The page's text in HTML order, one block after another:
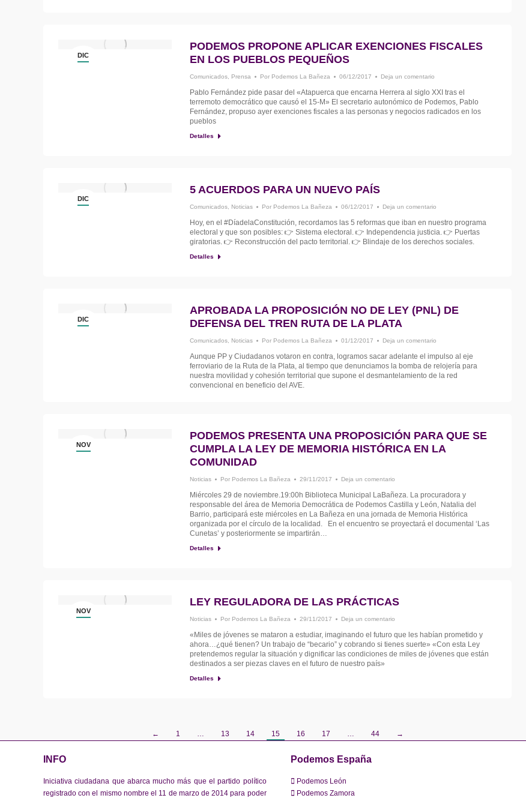
DIC
PODEMOS PROPONE APLICAR EXENCIONES FISCALES
EN LOS PUEBLOS PEQUEÑOS
Comunicados Prensa Por Podemos La Bañeza 06/12/2017 Deja un comentario
Pablo Fernández pide pasar del «Atapuerca que encarna Herrera al siglo XXI tras el
terremoto democrático que causó el 15-M» El secretario autonómico de Podemos, Pablo
Fernández, propuso ayer exenciones fiscales a las personas y negocios radicados en los
pueblos
Detalles
DIC
5 ACUERDOS PARA UN NUEVO PAÍS
Comunicados Noticias Por Podemos La Bañeza 06/12/2017 Deja un comentario
Hoy, en el #DíadelaConstitución, recordamos las 5 reformas que iban en nuestro programa
electoral y que son posibles: 👉 Sistema electoral. 👉 Independencia justicia. 👉 Puertas
giratorias. 👉 Reconstrucción del pacto territorial. 👉 Blindaje de los derechos sociales.
Detalles
DIC
APROBADA LA PROPOSICIÓN NO DE LEY (PNL) DE
DEFENSA DEL TREN RUTA DE LA PLATA
Comunicados Noticias Por Podemos La Bañeza 01/12/2017 Deja un comentario
Aunque PP y Ciudadanos votaron en contra, logramos sacar adelante el impulso al eje
ferroviario de la Ruta de la Plata, al tiempo que denunciamos la bomba de relojería para
nuestra movilidad y cohesión territorial que supone el desmantelamiento de la red
convencional en beneficio del AVE.
NOV
PODEMOS PRESENTA UNA PROPOSICIÓN PARA QUE SE
CUMPLA LA LEY DE MEMORIA HISTÓRICA EN LA
COMUNIDAD
Noticias Por Podemos La Bañeza 29/11/2017 Deja un comentario
Miércoles 29 de noviembre.19:00h Biblioteca Municipal LaBañeza. La procuradora y
responsable del área de Memoria Democrática de Podemos Castilla y León, Natalia del
Barrio, participará este miércoles en La Bañeza en una jornada de Memoria Histórica
organizada por el círculo de la localidad. En el encuentro se proyectará el documental ‘Las
Cunetas’ y posteriormente se impartirán…
Detalles
NOV
LEY REGULADORA DE LAS PRÁCTICAS
Noticias Por Podemos La Bañeza 29/11/2017 Deja un comentario
«Miles de jóvenes se mataron a estudiar, imaginando el futuro que les habían prometido y
ahora…¿qué tienen? Un trabajo de “becario” y cobrando si tienes suerte» «Con esta Ley
pretendemos regular la situación y dignificar las condiciones de miles de jóvenes que están
destinados a ser piezas claves en el futuro de nuestro país»
Detalles
← 1 … 13 14 15 16 17 … 44 →
INFO
Iniciativa ciudadana que abarca mucho más que el partido político
registrado con el mismo nombre el 11 de marzo de 2014 para poder
Podemos España
Podemos León
Podemos Zamora